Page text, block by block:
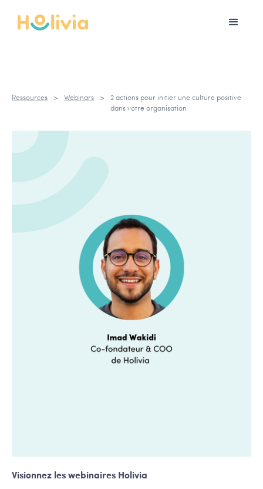
Ressources > Webinars >
2 actions pour initier une culture positive
dans votre organisation
Visionnez les webinaires Holivia